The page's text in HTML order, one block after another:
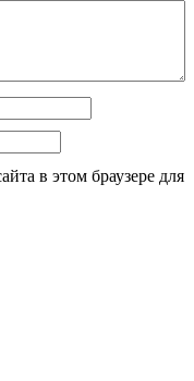
в этом браузере для